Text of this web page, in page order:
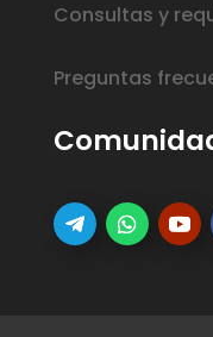
Consultas y
Preguntas